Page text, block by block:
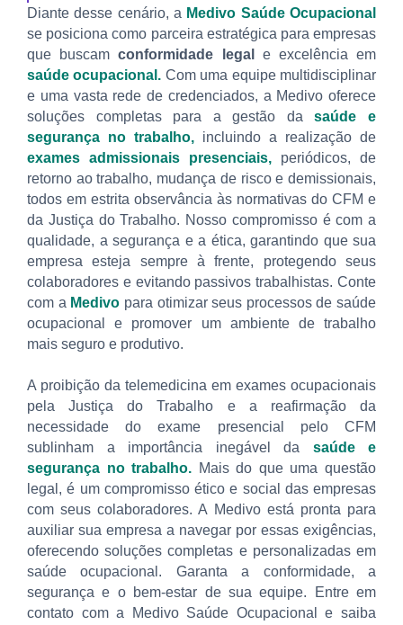
Diante desse cenário, a Medivo Saúde Ocupacional
se posiciona como parceira estratégica para empresas
que buscamconformidade legal
e excelência em
saúde ocupacional. Com uma equipe multidisciplinar
e uma vasta rede de credenciados, a Medivo oferece
soluções completas para a gestão dasaúde e
segurança no trabalho, incluindo a realização de
exames admissionais presenciais, periódicos, de
retorno ao trabalho, mudança de risco e demissionais,
todos em estrita observância às normativas do CFM e
da Justiça do Trabalho. Nosso compromisso é com a
qualidade, a segurança e a ética, garantindo que sua
empresa esteja sempre à frente, protegendo seus
colaboradores e evitando passivos trabalhistas. Conte
com a Medivo para otimizar seus processos de saúde
ocupacional e promover um ambiente de trabalho
mais seguro e produtivo.
A proibição da telemedicina em exames ocupacionais
pela Justiça do Trabalho e a reafirmação da
necessidade do exame presencial pelo CFM
sublinham a importância inegável da saúde e
segurança no trabalho. Mais do que uma questão
legal, é um compromisso ético e social das empresas
com seus colaboradores. A Medivo está pronta para
auxiliar sua empresa a navegar por essas exigências,
oferecendo soluções completas e personalizadas em
saúde ocupacional. Garanta a conformidade, a
segurança e o bem-estar de sua equipe. Entre em
contato com a Medivo Saúde Ocupacional e saiba